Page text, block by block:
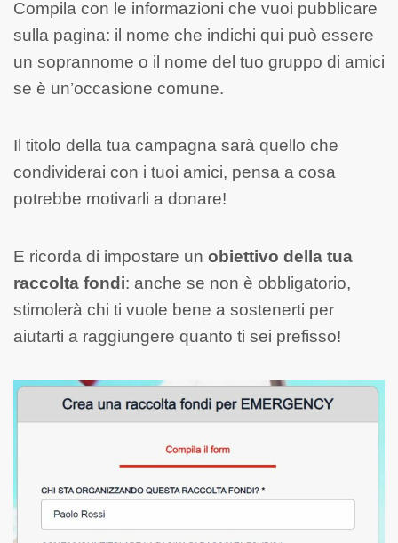
Compila con le informazioni che vuoi pubblicare
sulla pagina: il nome che indichi qui può essere
un soprannome o il nome del tuo gruppo di amici
se è un’occasione comune.
Il titolo della tua campagna sarà quello che
condividerai con i tuoi amici, pensa a cosa
potrebbe motivarli a donare!
E ricorda di impostare un obiettivo della tua
raccolta fondi: anche se non è obbligatorio,
stimolerà chi ti vuole bene a sostenerti per
aiutarti a raggiungere quanto ti sei prefisso!